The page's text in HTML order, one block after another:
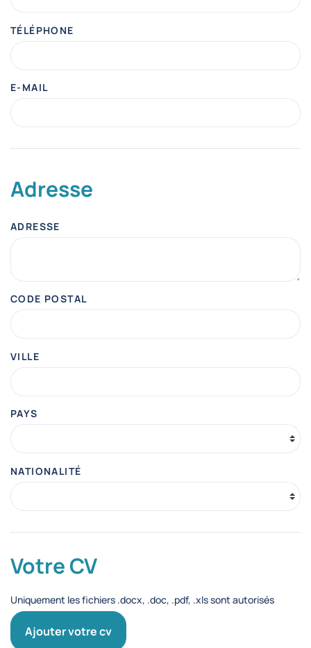
TÉLÉPHONE
E-MAIL
Adresse
ADRESSE
CODE POSTAL
VILLE
PAYS
NATIONALITÉ
Votre CV
Uniquement les fichiers .docx, .doc, .pdf, .xls sont autorisés
Ajouter votre cv